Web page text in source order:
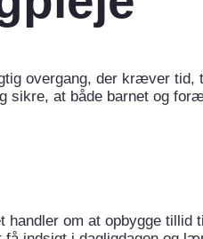
overgang, der kræver tid,
sikre, at både barnet og
handler om at opbygge